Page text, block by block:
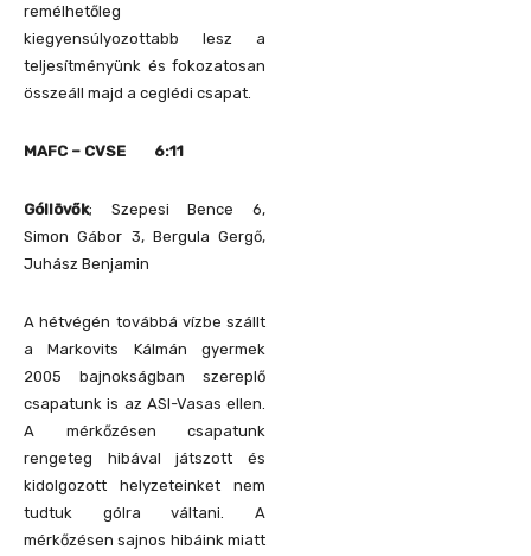
remélhetőleg
kiegyensúlyozottabb lesz a
teljesítményünk és fokozatosan
összeáll majd a ceglédi csapat.
MAFC – CVSE 6:11
Góllövők; Szepesi Bence 6,
Simon Gábor 3, Bergula Gergő,
Juhász Benjamin
A hétvégén továbbá vízbe szállt
a Markovits Kálmán gyermek
2005 bajnokságban szereplő
csapatunk is az ASI-Vasas ellen.
A mérkőzésen csapatunk
rengeteg hibával játszott és
kidolgozott helyzeteinket nem
tudtuk gólra váltani. A
mérkőzésen sajnos hibáink miatt